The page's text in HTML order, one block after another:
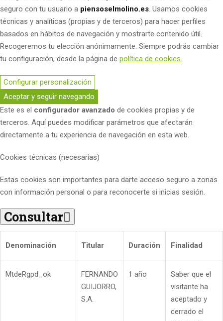
seguro con tu usuario a piensoselmolino.es . Usamos cookies
técnicas y analíticas (propias y de terceros) para hacer perfiles
basados en hábitos de navegación y mostrarte contenido útil.
Recogeremos tu elección anónimamente. Siempre podrás cambiar
tu configuración, desde la página de política de cookies
Configurar personalización
Aceptar y seguir navegando
Este es el configurador avanzado de cookies propias y de
terceros. Aquí puedes modificar parámetros que afectarán
directamente a tu experiencia de navegación en esta web.
Cookies técnicas (necesarias)
Estas cookies son importantes para darte acceso seguro a zonas
con información personal o para reconocerte si inicias sesión.
Consultar
Denominación Titular Duración Finalidad
MtdeRgpd_ok
FERNANDO
GUIJORRO,
S.A.
1 año
Saber que el
visitante ha
aceptado y
cerrado el